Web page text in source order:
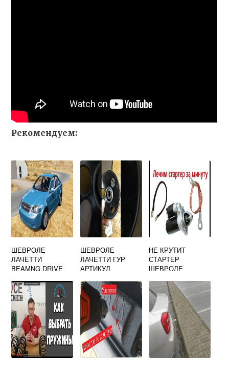
Рекомендуем:
ШЕВРОЛЕ
ЛАЧЕТТИ
BEAMNG DRIVE
ШЕВРОЛЕ
ЛАЧЕТТИ ГУР
АРТИКУЛ
НЕ КРУТИТ
СТАРТЕР
ШЕВРОЛЕ